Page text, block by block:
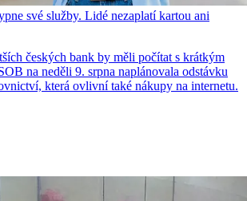
své služby. Lidé nezaplatí kartou ani
českých bank by měli počítat s krátkým
na neděli 9. srpna naplánovala odstávku
která ovlivní také nákupy na internetu.